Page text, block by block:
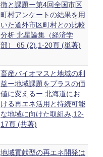
徴と課題ー第4回全国市区
町村アンケートの結果を用
いた道外市区町村との比較
分析 北星論集（経済学
部） 65 (2),1-20頁 (単著)
畜産バイオマスと地域の利
益ー地域課題をプラスの価
値に変えるー 北海道にお
ける再エネ活用と持続可能
な地域に向けた取組み,12-
17頁 (共著)
地域貢献型の再エネ開発は